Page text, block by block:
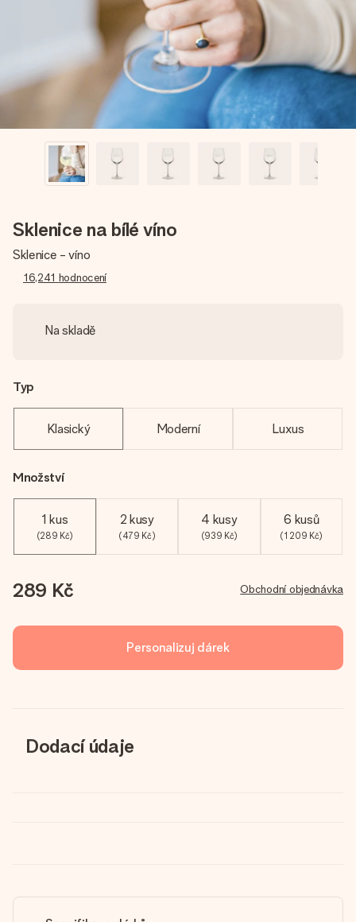
jménem, vaší fotografií nebo vzkazem, který doopravdy
zahřeje u srdce. Žádné zbytečné složitosti, jen spousta
lásky pro daný okamžik.
Sklenice na bílé víno
Sklenice - víno
16,241 hodnocení
Na skladě
Typ
Klasický Moderní Luxus
Množství
1 kus
(289 Kč)
2 kusy
(479 Kč)
4 kusy
(939 Kč)
6 kusů
(1 209 Kč)
289 Kč Obchodní objednávka
Personalizuj dárek
Dodací údaje